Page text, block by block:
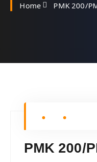
Home PMK 200/
PMK 200/